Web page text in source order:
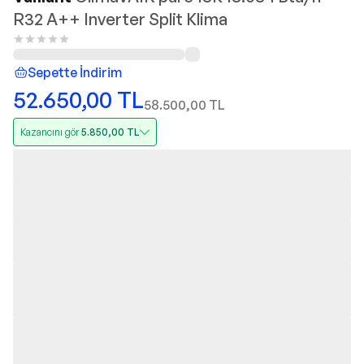
R32 A++ Inverter Split Klima
Sepette İndirim
52.650,00 TL58.500,00 TL
Kazancını gör5.850,00 TL